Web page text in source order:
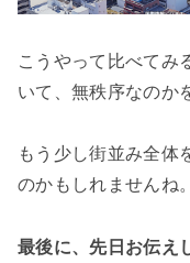
こうやって比べてみ
いて、無秩序なのか
もう少し街並み全体
のかもしれませんね。
最後に、先日お伝え